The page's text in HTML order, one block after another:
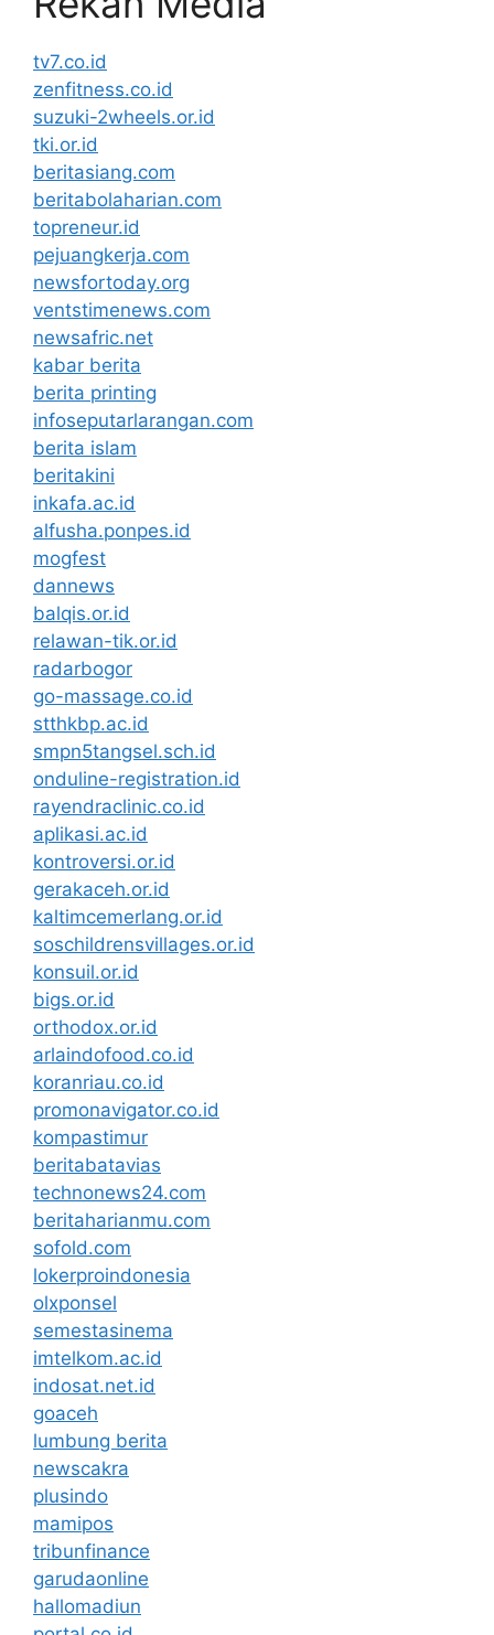
tv7.co.id
zenfitness.co.id
suzuki-2wheels.or.id
tki.or.id
beritasiang.com
beritabolaharian.com
topreneur.id
pejuangkerja.com
newsfortoday.org
ventstimenews.com
newsafric.net
kabar berita
berita printing
infoseputarlarangan.com
berita islam
beritakini
inkafa.ac.id
alfusha.ponpes.id
mogfest
dannews
balqis.or.id
relawan-tik.or.id
radarbogor
go-massage.co.id
stthkbp.ac.id
smpn5tangsel.sch.id
onduline-registration.id
rayendraclinic.co.id
aplikasi.ac.id
kontroversi.or.id
gerakaceh.or.id
kaltimcemerlang.or.id
soschildrensvillages.or.id
konsuil.or.id
bigs.or.id
orthodox.or.id
arlaindofood.co.id
koranriau.co.id
promonavigator.co.id
kompastimur
beritabatavias
technonews24.com
beritaharianmu.com
sofold.com
lokerproindonesia
olxponsel
semestasinema
imtelkom.ac.id
indosat.net.id
goaceh
lumbung berita
newscakra
plusindo
mamipos
tribunfinance
garudaonline
hallomadiun